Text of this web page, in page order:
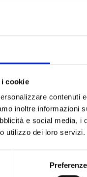
cookie
contenuti
inoltre informazioni
e social media, i
utilizzo dei loro servizi.
Preferenze
geografica che per un
prima esperienza di
affermati che si
a discutere allo stesso
il gruppo bolognese ha
la scissione, avvenuta
ha cercato di
particolare qualità
discendeva dalla
andavano compiendo
mentre si
che lui invitava a
Diventavano tutti
parlavano tra di